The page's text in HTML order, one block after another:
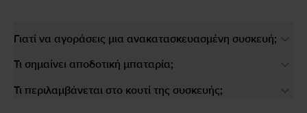
Γιατί να αγοράσεις μια ανακατασκευασμένη συσκευή;
Τι σημαίνει αποδοτική μπαταρία;
Τι περιλαμβάνεται στο κουτί της συσκευής;